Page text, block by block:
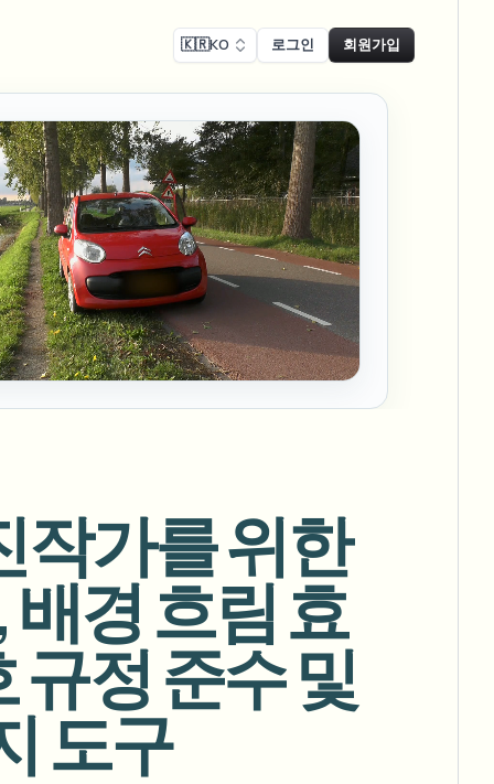
Face swap
얼굴 교체 - 이미지
Swap faces in images
얼굴 교체 - 동영상 NEW
Swap faces in video
AI Video Object
Remover
NEW
View All
Government Agency
리
대량 배경 제거
전용 배경 제거 파이프라인
준수
블러
& demo redaction
수 블러 NEW
compliant redaction
뷰 블러
& face privacy
🇰🇷KO 로그인 회원가입
작가를 위한
경 흐림 효
규정 준수 및
도구